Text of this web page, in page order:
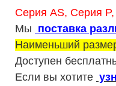
Серия AS, Серия
Мы поставка
Наименьший
Доступен
Если вы хотите